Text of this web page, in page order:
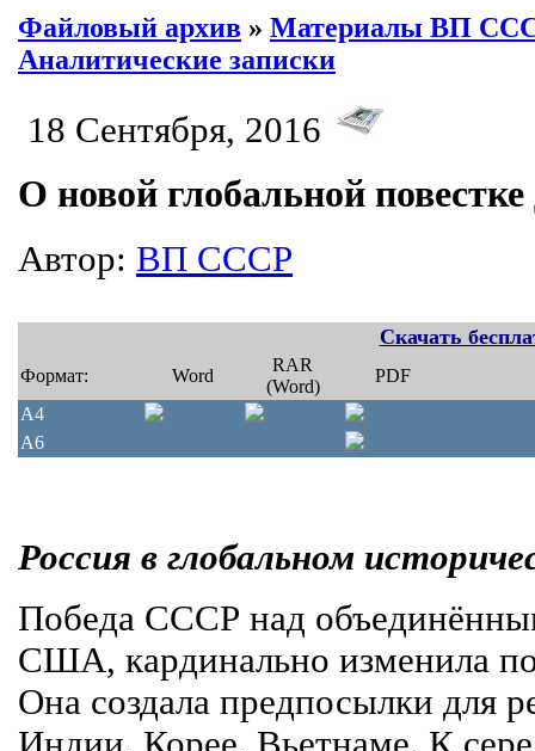
Файловый архив » Материалы ВП
Аналитические записки
18 Сентября, 2016
О новой глобальной повестке
Автор: ВП СССР
Скачать
Формат: Word
RAR
(Word)
PDF
A4
A6
Россия в глобальном
Победа СССР над
США, кардинально изменила
Она создала предпосылки для